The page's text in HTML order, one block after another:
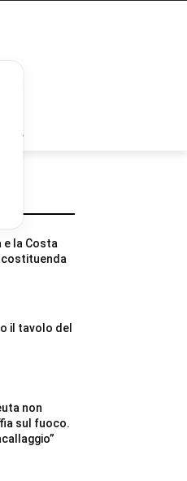
e la Costa
costituenda
il tavolo del
non
sul fuoco.